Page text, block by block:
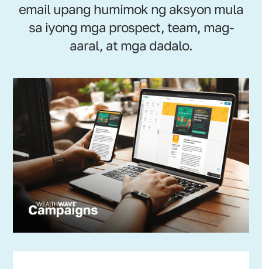
email upang humimok ng aksyon mula
sa iyong mga prospect, team, mag-
aaral, at mga dadalo.